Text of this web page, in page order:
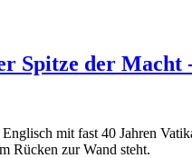
Spitze der Macht
Englisch mit fast 40 Jahren
Rücken zur Wand steht.